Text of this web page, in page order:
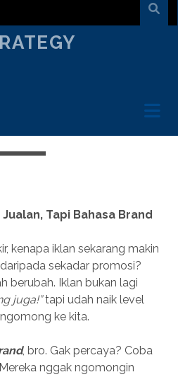
Tapi Bahasa Brand
kenapa iklan sekarang makin
sekadar promosi?
berubah. Iklan bukan lagi
juga!”tapi udah naik level
ke kita.
, bro. Gak percaya? Coba
nggak ngomongin